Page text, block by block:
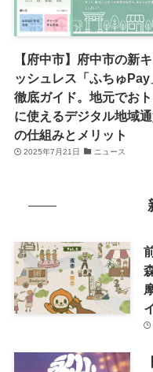
【府中市】府中市の新
ッシュレス「ふちゅPay
徹底ガイド。地元でお
に使えるデジタル地域
の仕組みとメリット
2025年7月21日 ニュース